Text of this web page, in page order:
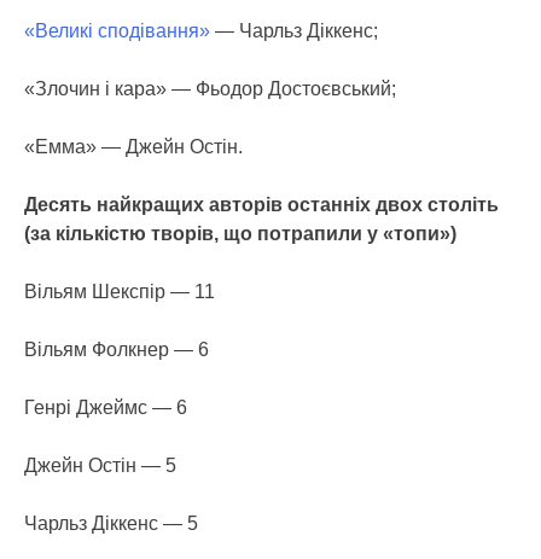
«Великі сподівання» — Чарльз Діккенс;
«Злочин і кара» — Фьодор Достоєвський;
«Емма» — Джейн Остін.
Десять найкращих авторів останніх двох століть
(за кількістю творів, що потрапили у «топи»)
Вільям Шекспір — 11
Вільям Фолкнер — 6
Генрі Джеймс — 6
Джейн Остін — 5
Чарльз Діккенс — 5